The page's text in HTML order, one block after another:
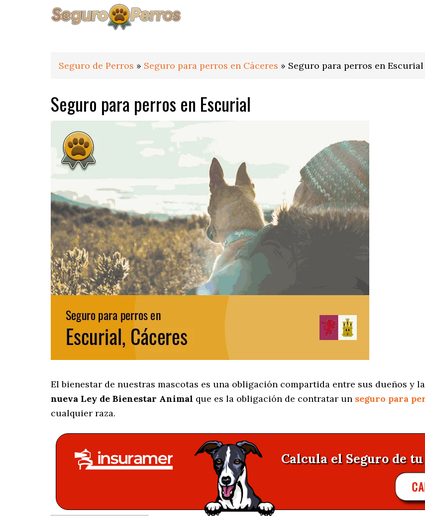
Seguro de Perros » Seguro para perros en Cáceres » Seguro para perros en Escurial
Seguro para perros en Escurial
El bienestar de nuestras mascotas es una obligación compartida entre sus dueños y
nueva Ley de Bienestar Animal que es la obligación de contratar un seguro para
cualquier raza.
Calcula el Seguro de